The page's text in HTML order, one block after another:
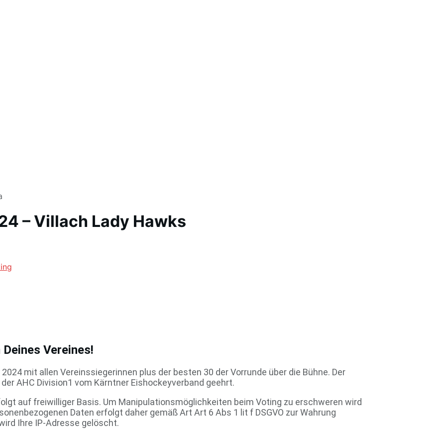
– Villach Lady Hawks
Vereines!
mit allen Vereinssiegerinnen plus der besten 30 der Vorrunde über die Bühne. Der
AHC Division1 vom Kärntner Eishockeyverband geehrt.
auf freiwilliger Basis. Um Manipulationsmöglichkeiten beim Voting zu erschweren wird
Daten erfolgt daher gemäß Art Art 6 Abs 1 lit f DSGVO zur Wahrung
Ihre IP-Adresse gelöscht.